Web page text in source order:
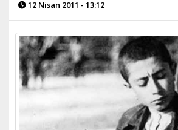
12 Nisan 2011 - 13:12